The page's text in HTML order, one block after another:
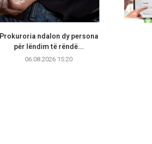
Prokuroria ndalon dy persona
për lëndim të rëndë...
06.08.2026 15:20